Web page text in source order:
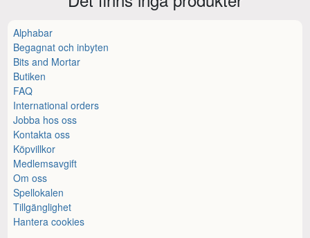
Alphabar
Begagnat och inbyten
Bits and Mortar
Butiken
FAQ
International orders
Jobba hos oss
Kontakta oss
Köpvillkor
Medlemsavgift
Om oss
Spellokalen
Tillgänglighet
Hantera cookies